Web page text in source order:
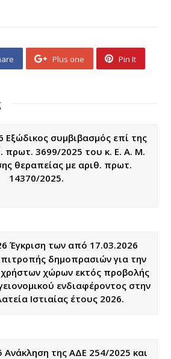
Plus one Pin It
Εξώδικος συμβιβασμός επί της
πρωτ. 3699/2025 του κ. Ε. Α. Μ.
θεραπείας με αριθ. πρωτ.
14370/2025.
Έγκριση των από 17.03.2026
δημοπρασιών για την
χώρων εκτός προβολής
ενδιαφέροντος στην
Ιστιαίας έτους 2026.
της ΑΔΕ 254/2025 και